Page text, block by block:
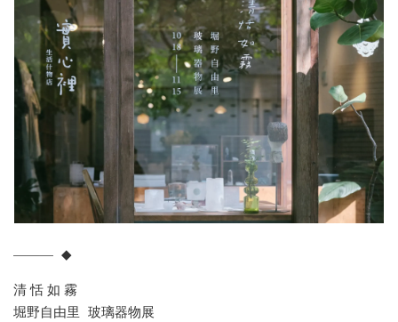
——— ◆
清 恬 如 霧
堀野自由里 玻璃器物展